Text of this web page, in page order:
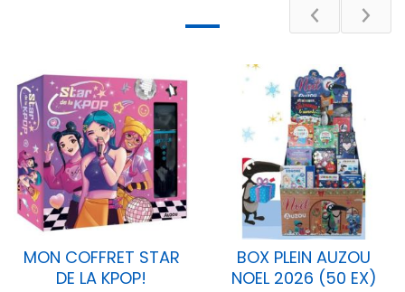
MON COFFRET STAR
DE LA KPOP!
BOX PLEIN AUZOU
NOEL 2026 (50 EX)